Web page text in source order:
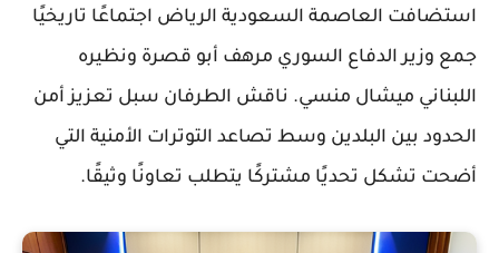
استضافت العاصمة السعودية الرياض اجتماعًا تاريخيًا
جمع وزير الدفاع السوري مرهف أبو قصرة ونظيره
اللبناني ميشال منسي. ناقش الطرفان سبل تعزيز أمن
الحدود بين البلدين وسط تصاعد التوترات الأمنية التي
أضحت تشكل تحديًا مشتركًا يتطلب تعاونًا وثيقًا.